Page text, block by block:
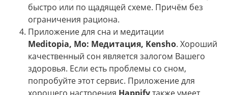
быстро или по щадящей схеме. Причём без
ограничения рациона.
Приложение для сна и медитации
Meditopia, Мо: Медитация, Kensho. Хороший
качественный сон является залогом Вашего
здоровья. Если есть проблемы со сном,
попробуйте этот сервис. Приложение для